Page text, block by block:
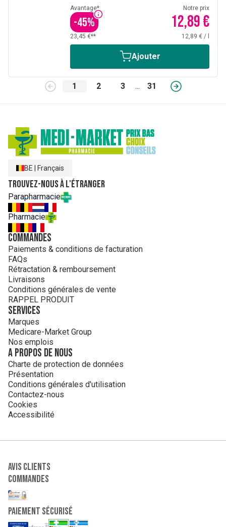
Avantage*
-45%
Notre prix
12,89 €
23,45 €** 12,89 € /
Ajouter
1 2 3 ... 31
BE Français
Trouvez-nous à l'étranger
Parapharmacie
Pharmacie
Commandes
Paiements & conditions de facturation
FAQs
Rétractation & remboursement
Livraisons
Conditions générales de vente
RAPPEL PRODUIT
Services
Marques
Medicare-Market Group
Nos emplois
A propos de nous
Charte de protection de données
Présentation
Conditions générales d'utilisation
Contactez-nous
Cookies
Accessibilité
Avis clients
Commandes
paiement sécurisé